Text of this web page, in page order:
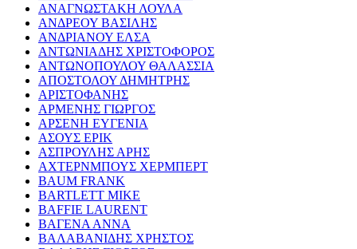
ΑΝΑΓΝΩΣΤΑΚΗ ΛΟΥΛΑ
ΑΝΔΡΕΟΥ ΒΑΣΙΛΗΣ
ΑΝΔΡΙΑΝΟΥ ΕΛΣΑ
ΑΝΤΩΝΙΑΔΗΣ ΧΡΙΣΤΟΦΟΡΟΣ
ΑΝΤΩΝΟΠΟΥΛΟΥ ΘΑΛΑΣΣΙΑ
ΑΠΟΣΤΟΛΟΥ ΔΗΜΗΤΡΗΣ
ΑΡΙΣΤΟΦΑΝΗΣ
ΑΡΜΕΝΗΣ ΓΙΩΡΓΟΣ
ΑΡΣΕΝΗ ΕΥΓΕΝΙΑ
ΑΣΟΥΣ ΕΡΙΚ
ΑΣΠΡΟΥΛΗΣ ΑΡΗΣ
ΑΧΤΕΡΝΜΠΟΥΣ ΧΕΡΜΠΕΡΤ
BAUM FRANK
BARTLETT MIKE
BAFFIE LAURENT
ΒΑΓΕΝΑ ΑΝΝΑ
ΒΑΛΑΒΑΝΙΔΗΣ ΧΡΗΣΤΟΣ